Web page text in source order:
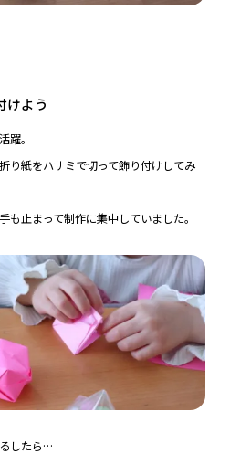
けよう
躍。
り紙をハサミで切って飾り付けしてみ
も止まって制作に集中していました。
したら…